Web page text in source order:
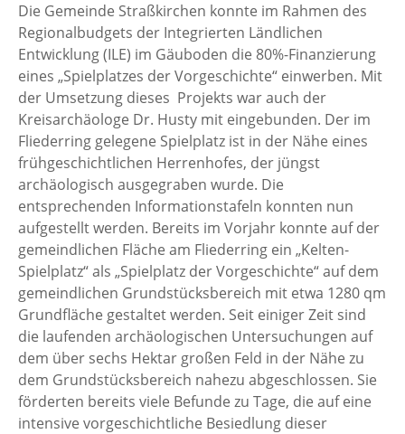
Die Gemeinde Straßkirchen konnte im Rahmen des
Regionalbudgets der Integrierten Ländlichen
Entwicklung (ILE) im Gäuboden die 80%-Finanzierung
eines „Spielplatzes der Vorgeschichte“ einwerben. Mit
der Umsetzung dieses Projekts war auch der
Kreisarchäologe Dr. Husty mit eingebunden. Der im
Fliederring gelegene Spielplatz ist in der Nähe eines
frühgeschichtlichen Herrenhofes, der jüngst
archäologisch ausgegraben wurde. Die
entsprechenden Informationstafeln konnten nun
aufgestellt werden. Bereits im Vorjahr konnte auf der
gemeindlichen Fläche am Fliederring ein „Kelten-
Spielplatz“ als „Spielplatz der Vorgeschichte“ auf dem
gemeindlichen Grundstücksbereich mit etwa 1280 qm
Grundfläche gestaltet werden. Seit einiger Zeit sind
die laufenden archäologischen Untersuchungen auf
dem über sechs Hektar großen Feld in der Nähe zu
dem Grundstücksbereich nahezu abgeschlossen. Sie
förderten bereits viele Befunde zu Tage, die auf eine
intensive vorgeschichtliche Besiedlung dieser